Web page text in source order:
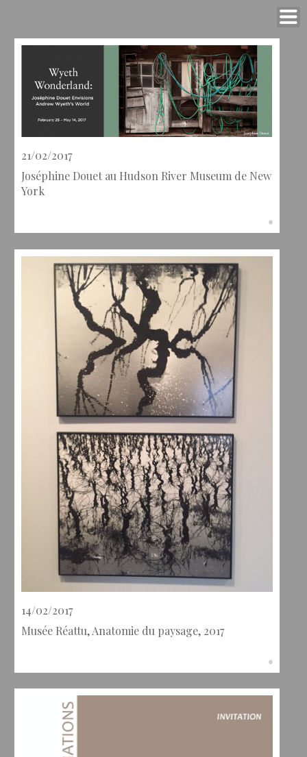
21/02/2017
Joséphine Douet au Hudson River Museum de New
York
14/02/2017
Musée Réattu, Anatomie du paysage, 2017